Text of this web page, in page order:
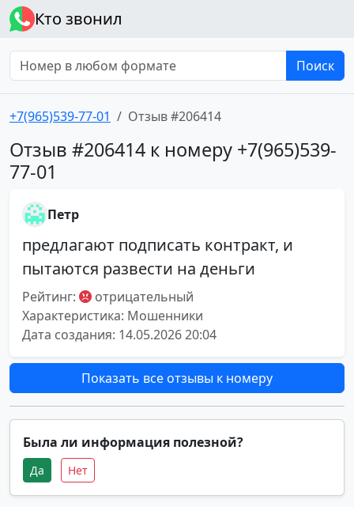
Кто звонил
Поиск
+7(965)539-77-01 Отзыв #206414
Отзыв #206414 к номеру +7(965)539-
77-01
Петр
предлагают подписать контракт, и
пытаются развести на деньги
Рейтинг:
отрицательный
Характеристика: Мошенники
Дата создания: 14.05.2026 20:04
Показать все отзывы к номеру
Была ли информация полезной?
Да Нет